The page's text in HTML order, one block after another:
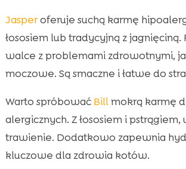
Jasperoferuje suchą karmę
łososiem lub tradycyjną z
walce z problemami zdrowotnymi,
moczowe. Są smaczne i łatwe do
Warto spróbować Billmokrą karmę
alergicznych. Z łososiem i pstrągiem,
trawienie. Dodatkowo zapewnia
kluczowe dla zdrowia kotów.